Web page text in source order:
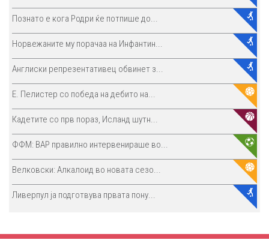
Познато е кога Родри ќе потпише до...
Норвежаните му порачаа на Инфантин...
Англиски репрезентативец обвинет з...
E. Пелистер со победа на дебито на...
Кадетите со прв пораз, Исланд шутн...
ФФМ: ВАР правилно интервенираше во...
Велковски: Алкалоид во новата сезо...
Ливерпул ја подготвува првата пону...